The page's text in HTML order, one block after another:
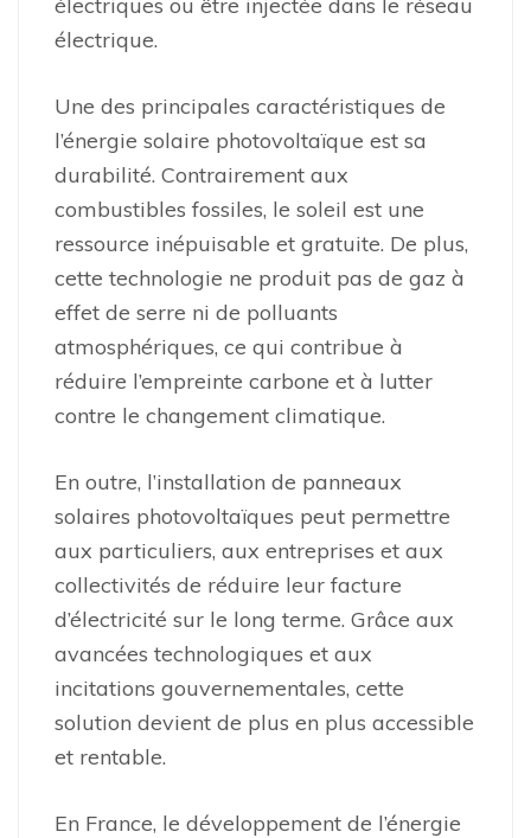
électrique.
Une des principales caractéristiques de
l’énergie solaire photovoltaïque est sa
durabilité. Contrairement aux
combustibles fossiles, le soleil est une
ressource inépuisable et gratuite. De plus,
cette technologie ne produit pas de gaz à
effet de serre ni de polluants
atmosphériques, ce qui contribue à
réduire l’empreinte carbone et à lutter
contre le changement climatique.
En outre, l’installation de panneaux
solaires photovoltaïques peut permettre
aux particuliers, aux entreprises et aux
collectivités de réduire leur facture
d’électricité sur le long terme. Grâce aux
avancées technologiques et aux
incitations gouvernementales, cette
solution devient de plus en plus accessible
et rentable.
En France, le développement de l’énergie